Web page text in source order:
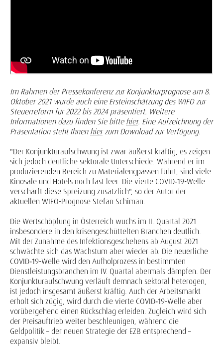
Im Rahmen der Pressekonferenz zur Konjunkturprognose am 8.
Oktober 2021 wurde auch eine Ersteinschätzung des WIFO zur
Steuerreform für 2022 bis 2024 präsentiert. Weitere
Informationen dazu finden Sie bittehier. Eine Aufzeichnung der
Präsentation steht Ihnenhierzum Download zur Verfügung.
"Der Konjunkturaufschwung ist zwar äußerst kräftig, es zeigen
sich jedoch deutliche sektorale Unterschiede. Während er im
produzierenden Bereich zu Materialengpässen führt, sind viele
Kinosäle und Hotels noch fast leer. Die vierte COVID‑19-Welle
verschärft diese Spreizung zusätzlich", so der Autor der
aktuellen WIFO-Prognose Stefan Schiman.
Die Wertschöpfung in Österreich wuchs im II. Quartal 2021
insbesondere in den krisengeschüttelten Branchen deutlich.
Mit der Zunahme des Infektionsgeschehens ab August 2021
schwächte sich das Wachstum aber wieder ab. Die neuerliche
COVID‑19-Welle wird den Aufholprozess in bestimmten
Dienstleistungsbranchen im IV. Quartal abermals dämpfen. Der
Konjunkturaufschwung verläuft demnach sektoral heterogen,
ist jedoch insgesamt äußerst kräftig. Auch der Arbeitsmarkt
erholt sich zügig, wird durch die vierte COVID‑19-Welle aber
vorübergehend einen Rückschlag erleiden. Zugleich wird sich
der Preisauftrieb weiter beschleunigen, während die
Geldpolitik – der neuen Strategie der EZB entsprechend –
expansiv bleibt.